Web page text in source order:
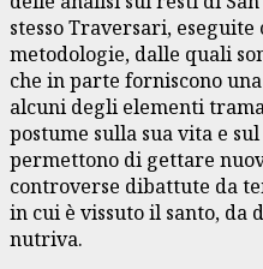
stesso Traversari,
metodologie, dalle quali
che in parte forniscono
alcuni degli elementi
postume sulla sua vita e
permettono di gettare
controverse dibattute da
in cui è vissuto il santo, da
nutriva.